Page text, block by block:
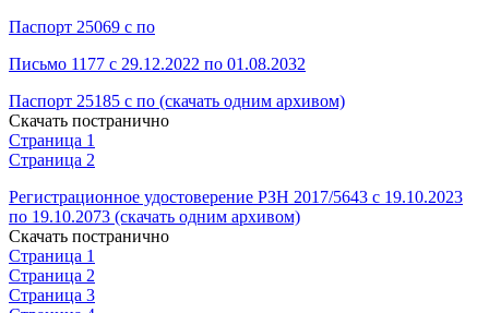
Паспорт 25069 с по
Письмо 1177 с 29.12.2022 по 01.08.2032
Паспорт 25185 с по (скачать одним архивом)
Скачать постранично
Страница 1
Страница 2
Регистрационное удостоверение РЗН 2017/5643 с 19.10.2023
по 19.10.2073 (скачать одним архивом)
Скачать постранично
Страница 1
Страница 2
Страница 3